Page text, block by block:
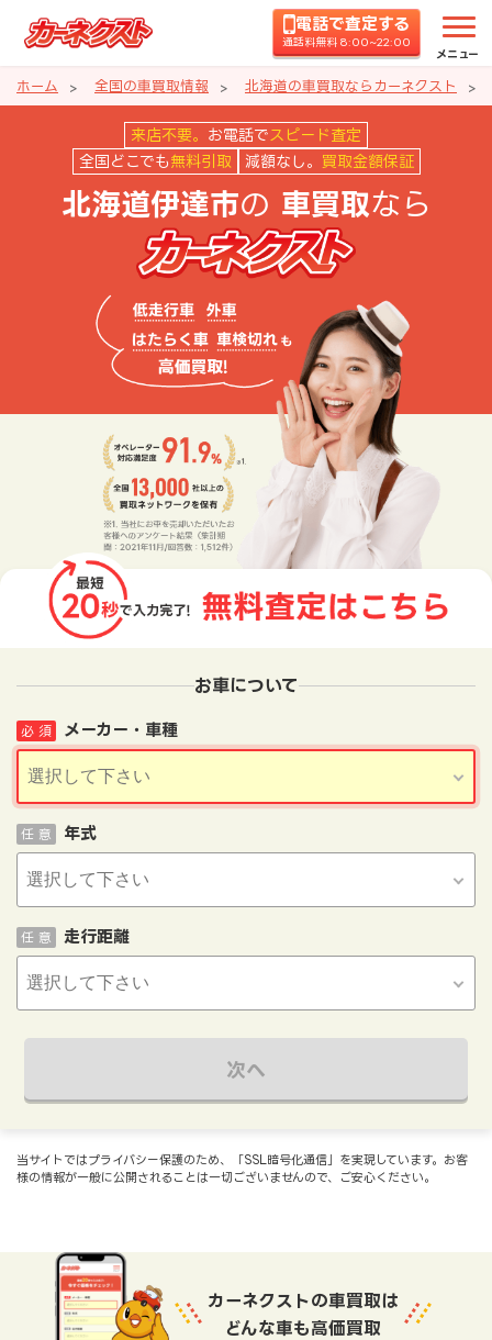
電話で査定する
通話料無料 8:00~22:00
メニュー
ホーム 全国の車買取情報 北海道の車買取ならカーネクスト
北海道伊達市の車買取ならカー
来店不要。 お電話で スピード査定
全国どこでも 無料引取 減額なし。 買取金額保証
北海道伊達市の 車買取なら
お車について
メーカー・車種
必 須
年式
任 意
走行距離
任 意
次へ
当サイトではプライバシー保護のため、「SSL暗号化通信」を実現しています。お客
様の情報が一般に公開されることは一切ございませんので、ご安心ください。
カーネクストの車買取は
どんな車も高価買取